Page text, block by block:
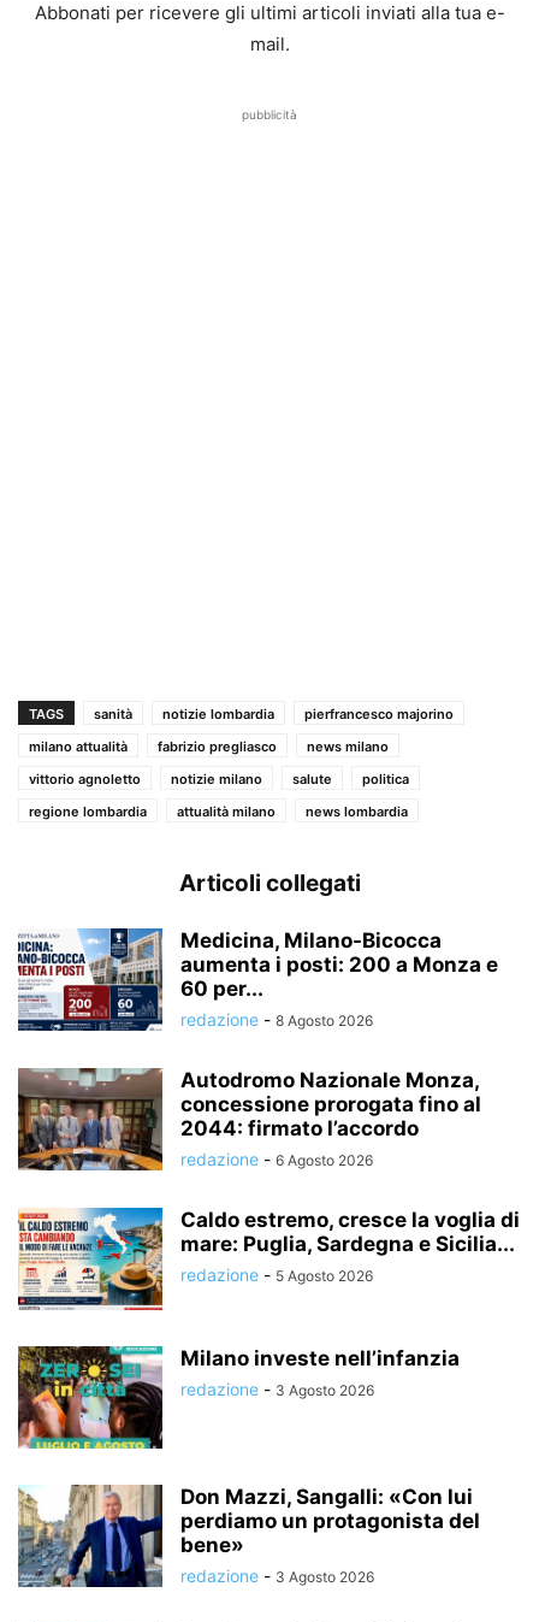
Abbonati per ricevere gli ultimi articoli inviati alla tua e-
mail.
pubblicità
TAGS sanità notizie lombardia
pierfrancesco majorino
milano attualità
fabrizio pregliasco
news milano
vittorio agnoletto
notizie milano salute
politica
regione lombardia
attualità milano news lombardia
Articoli collegati
Medicina, Milano-Bicocca
aumenta i posti: 200 a Monza e
60 per...
redazione - 8 Agosto 2026
Autodromo Nazionale Monza,
concessione prorogata fino al
2044: firmato l’accordo
redazione - 6 Agosto 2026
Caldo estremo, cresce la voglia di
mare: Puglia, Sardegna e Sicilia...
redazione - 5 Agosto 2026
Milano investe nell’infanzia
redazione - 3 Agosto 2026
Don Mazzi, Sangalli: «Con lui
perdiamo un protagonista del
bene»
redazione - 3 Agosto 2026